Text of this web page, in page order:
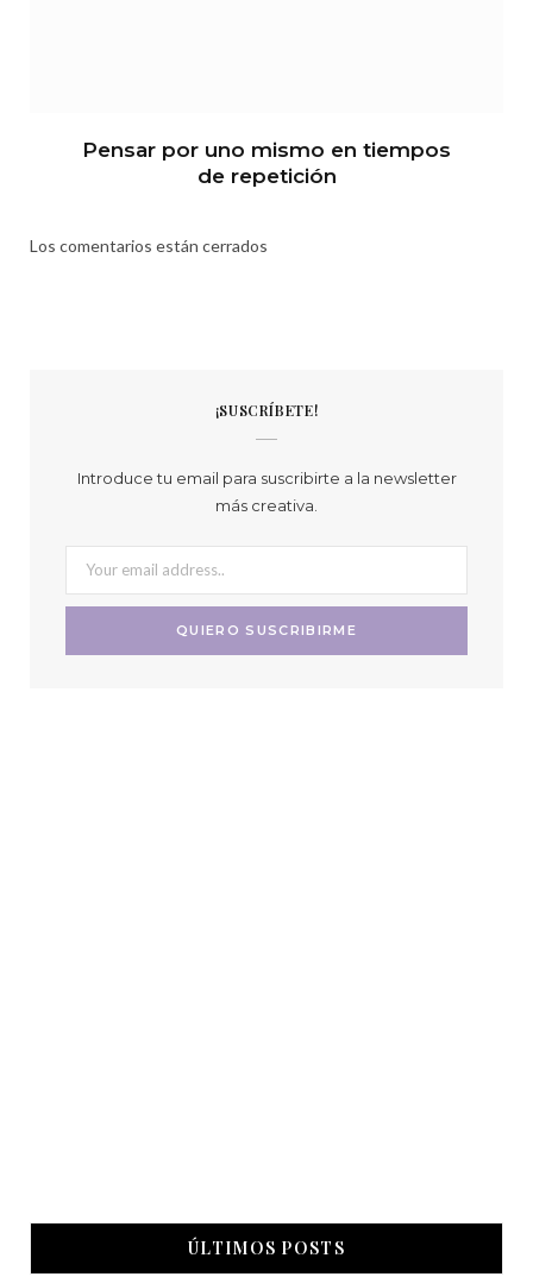
Pensar por uno mismo en tiempos
de repetición
Los comentarios están cerrados
¡SUSCRÍBETE!
Introduce tu email para suscribirte a la newsletter
más creativa.
ÚLTIMOS POSTS